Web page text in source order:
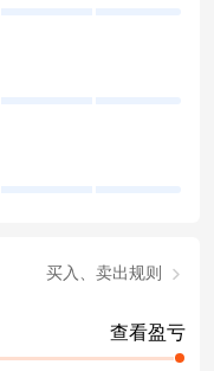
买入、卖出规则
查看盈亏